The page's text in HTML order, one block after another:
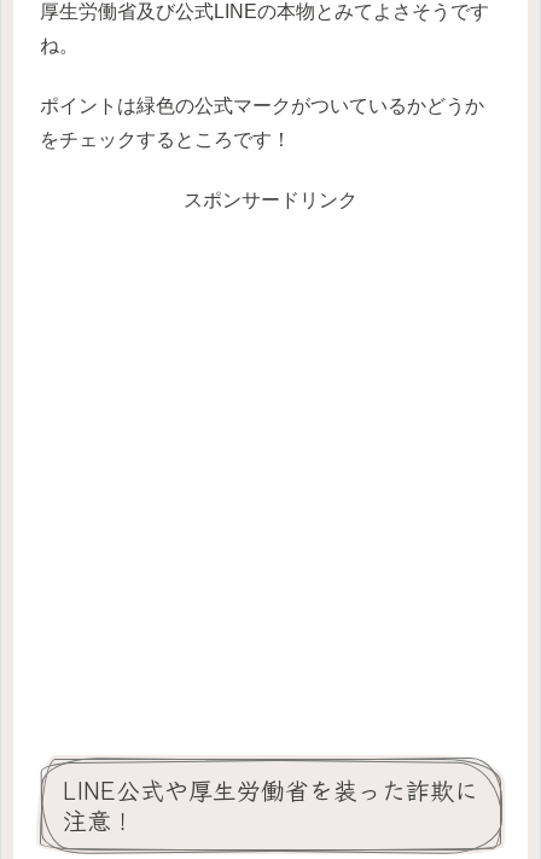
厚生労働省及び公式LINEの本物とみてよさそうです
ね。
ポイントは緑色の公式マークがついているかどうか
をチェックするところです！
スポンサードリンク
LINE公式や厚生労働省を装った詐欺に
注意！